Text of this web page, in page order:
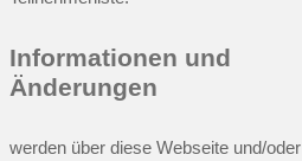
Informationen und
Änderungen
werden über diese Webseite und/oder